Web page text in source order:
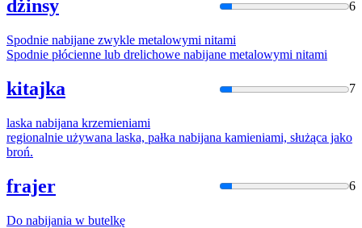
dżinsy 6
Spodnie nabijane zwykle metalowymi nitami
Spodnie płócienne lub drelichowe nabijane metalowymi nitami
kitajka 7
laska nabijana krzemieniami
regionalnie używana laska, pałka nabijana kamieniami, służąca jako
broń.
frajer 6
Do nabijania w butelkę